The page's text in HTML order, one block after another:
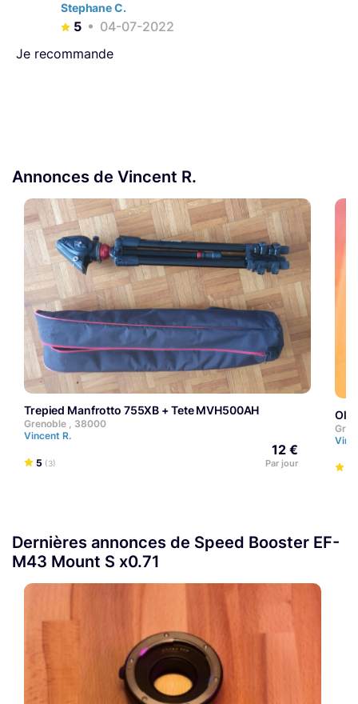
Stephane C.
5
04-07-2022
Je recommande
Annonces de Vincent R.
Trepied Manfrotto 755XB + Tete MVH500AH
Grenoble , 38000
Vincent R.
5 (3)
12 €
Par jour
Dernières annonces de Speed Booster EF-
M43 Mount S x0.71